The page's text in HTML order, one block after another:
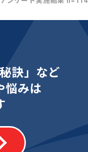
訣」など
悩みは